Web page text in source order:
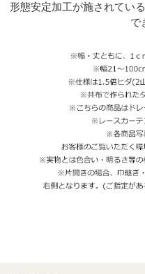
形態安定加工が施されてい
で